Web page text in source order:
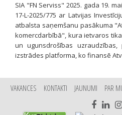
SIA "FN Serviss" 2025. gada 19.
17-L-2025/775 ar Latvijas
atbalsta saņemšanu pasākuma
komercdarbībā", kura ietvaros
un ugunsdrošības
izstrādes platforma, ko finansē
VAKANCES KONTAKTI JAUNUMI PAR